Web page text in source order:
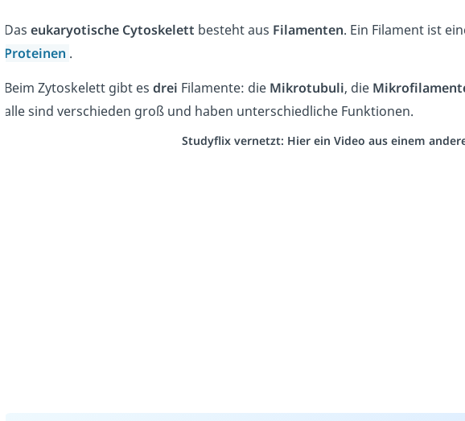
Das eukaryotische Cytoskelett besteht aus Filamenten. Ein Filament ist
Proteinen .
Beim Zytoskelett gibt es drei Filamente: die Mikrotubuli, die
alle sind verschieden groß und haben unterschiedliche Funktionen.
Studyflix vernetzt: Hier ein Video aus einem